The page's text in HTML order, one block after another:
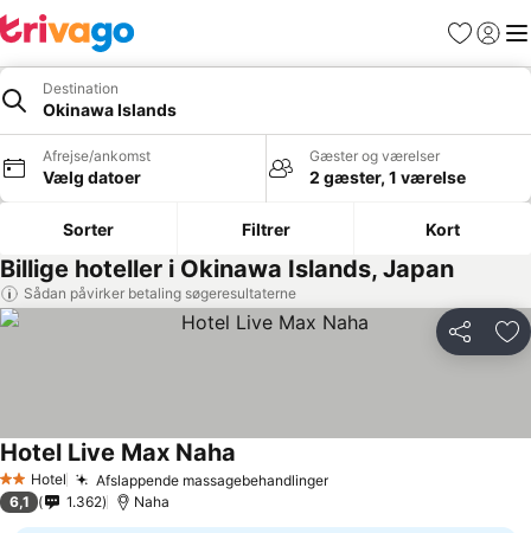
Favoritter
Log ind
Destination
Okinawa Islands
Afrejse/ankomst
Vælg datoer
Gæster og værelser
2 gæster, 1 værelse
Sorter Filtrer Kort
Billige hoteller i Okinawa Islands, Japan
Sådan påvirker betaling søgeresultaterne
Del
2 Stjerner
Hotel Afslappende massagebehandlingerSe priser
Hotel Live Max Naha
6,1 1.362 Naha